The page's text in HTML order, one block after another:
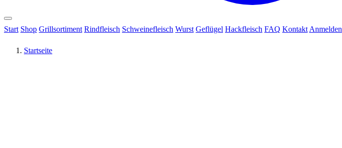
Start Shop Grillsortiment Rindfleisch Schweinefleisch Wurst Geflügel Hackfleisch FAQ Kontakt Anmelden
Startseite